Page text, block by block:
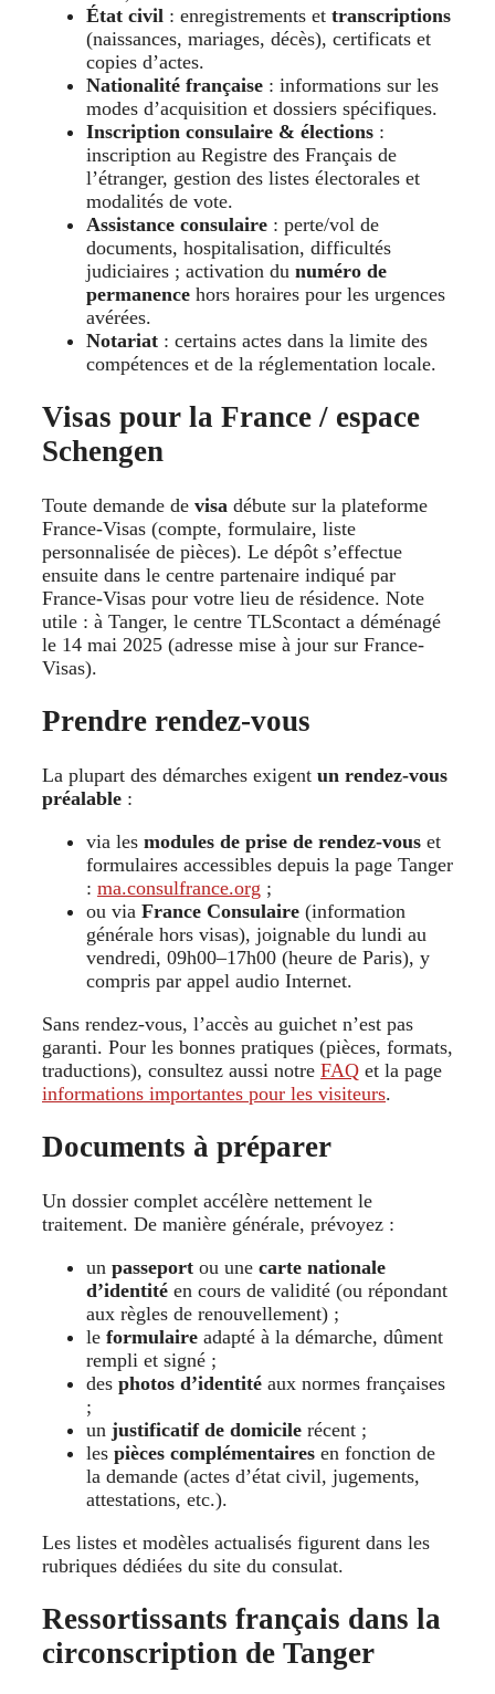
État civil : enregistrements et transcriptions
(naissances, mariages, décès), certificats et
copies d’actes.
Nationalité française : informations sur les
modes d’acquisition et dossiers spécifiques.
Inscription consulaire & élections :
inscription au Registre des Français de
l’étranger, gestion des listes électorales et
modalités de vote.
Assistance consulaire : perte/vol de
documents, hospitalisation, difficultés
judiciaires ; activation du numéro de
permanence hors horaires pour les urgences
avérées.
Notariat : certains actes dans la limite des
compétences et de la réglementation locale.
Visas pour la France / espace
Schengen
Toute demande de visa débute sur la plateforme
France-Visas (compte, formulaire, liste
personnalisée de pièces). Le dépôt s’effectue
ensuite dans le centre partenaire indiqué par
France-Visas pour votre lieu de résidence. Note
utile : à Tanger, le centre TLScontact a déménagé
le 14 mai 2025 (adresse mise à jour sur France-
Visas).
Prendre rendez-vous
La plupart des démarches exigent un rendez-vous
préalable :
via les modules de prise de rendez-vous et
formulaires accessibles depuis la page Tanger
: ma.consulfrance.org ;
ou via France Consulaire (information
générale hors visas), joignable du lundi au
vendredi, 09h00–17h00 (heure de Paris), y
compris par appel audio Internet.
Sans rendez-vous, l’accès au guichet n’est pas
garanti. Pour les bonnes pratiques (pièces, formats,
traductions), consultez aussi notre FAQ et la page
informations importantes pour les visiteurs.
Documents à préparer
Un dossier complet accélère nettement le
traitement. De manière générale, prévoyez :
un passeport ou une carte nationale
d’identité en cours de validité (ou répondant
aux règles de renouvellement) ;
le formulaire adapté à la démarche, dûment
rempli et signé ;
des photos d’identité aux normes françaises
;
un justificatif de domicile récent ;
les pièces complémentaires en fonction de
la demande (actes d’état civil, jugements,
attestations, etc.).
Les listes et modèles actualisés figurent dans les
rubriques dédiées du site du consulat.
Ressortissants français dans la
circonscription de Tanger